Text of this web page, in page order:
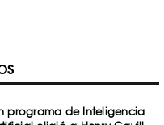
programa de Inteligencia